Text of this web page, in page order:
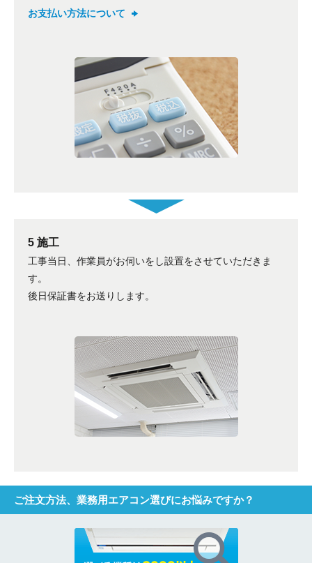
お支払い方法について
5 施工
工事当日、作業員がお伺いをし設置をさせていただきま
す。
後日保証書をお送りします。
ご注文方法、業務用エアコン選びにお悩みですか？